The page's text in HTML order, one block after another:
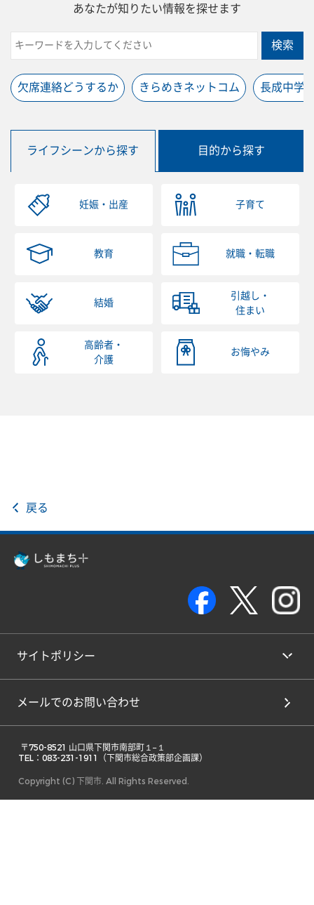
あなたが知りたい情報を探せます
検索
欠席連絡どうするか きらめきネットコム 長成中学
ライフシーンから探す 目的から探す
妊娠・出産 子育て
教育 就職・転職
結婚
引越し・
住まい
高齢者・
介護
お悔やみ
戻る
サイトポリシー
メールでのお問い合わせ
TEL：083-231-1911（下関市総合政策部企画課）
Copyright (C) 下関市. All Rights Reserved.